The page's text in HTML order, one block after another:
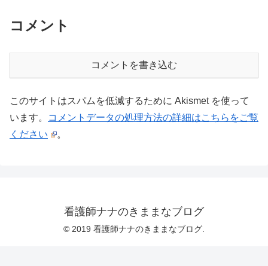
コメント
コメントを書き込む
このサイトはスパムを低減するために Akismet を使って
います。
コメントデータの処理方法の詳細はこちらをご覧
ください
。
看護師ナナのきままなブログ
© 2019 看護師ナナのきままなブログ.